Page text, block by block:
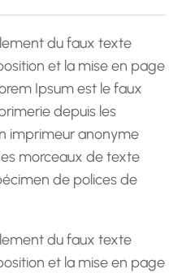
du faux texte
et la mise en page
Ipsum est le faux
depuis les
imprimeur anonyme
morceaux de texte
de polices de
du faux texte
et la mise en page